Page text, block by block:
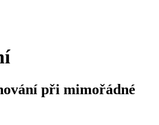
při mimořádné